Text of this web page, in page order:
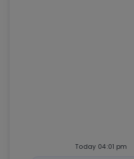
Today 04:01 pm